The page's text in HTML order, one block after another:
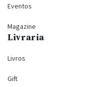
Eventos
Magazine
Livraria
Livros
Gift